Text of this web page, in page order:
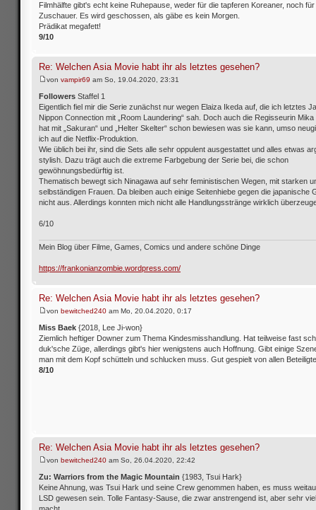
Filmhälfte gibt's echt keine Ruhepause, weder für die tapferen Koreaner, noch für
Zuschauer. Es wird geschossen, als gäbe es kein Morgen.
Prädikat megafett!
9/10
Re: Welchen Asia Movie habt ihr als letztes gesehen?
von vampir69 am So, 19.04.2020, 23:31
Followers Staffel 1
Eigentlich fiel mir die Serie zunächst nur wegen Elaiza Ikeda auf, die ich letztes
Nippon Connection mit „Room Laundering“ sah. Doch auch die Regisseurin Mika
hat mit „Sakuran“ und „Helter Skelter“ schon bewiesen was sie kann, umso
ich auf die Netflix-Produktion.
Wie üblich bei ihr, sind die Sets alle sehr oppulent ausgestattet und alles etwas
stylish. Dazu trägt auch die extreme Farbgebung der Serie bei, die schon
gewöhnungsbedürftig ist.
Thematisch bewegt sich Ninagawa auf sehr feministischen Wegen, mit starken
selbständigen Frauen. Da bleiben auch einige Seitenhiebe gegen die japanische
nicht aus. Allerdings konnten mich nicht alle Handlungsstränge wirklich
6/10
Mein Blog über Filme, Games, Comics und andere schöne Dinge
https://frankonianzombie.wordpress.com/
Re: Welchen Asia Movie habt ihr als letztes gesehen?
von bewitched240 am Mo, 20.04.2020, 0:17
Miss Baek {2018, Lee Ji-won}
Ziemlich heftiger Downer zum Thema Kindesmisshandlung. Hat teilweise fast
duk'sche Züge, allerdings gibt's hier wenigstens auch Hoffnung. Gibt einige
man mit dem Kopf schütteln und schlucken muss. Gut gespielt von allen
8/10
Re: Welchen Asia Movie habt ihr als letztes gesehen?
von bewitched240 am So, 26.04.2020, 22:42
Zu: Warriors from the Magic Mountain {1983, Tsui Hark}
Keine Ahnung, was Tsui Hark und seine Crew genommen haben, es muss
LSD gewesen sein. Tolle Fantasy-Sause, die zwar anstrengend ist, aber sehr